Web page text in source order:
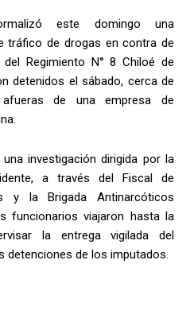
este domingo una
tráfico de drogas en contra de
Regimiento N° 8 Chiloé de
detenidos el sábado, cerca de
de una empresa de
investigación dirigida por la
a través del Fiscal de
y la Brigada Antinarcóticos
funcionarios viajaron hasta la
la entrega vigilada del
detenciones de los imputados.